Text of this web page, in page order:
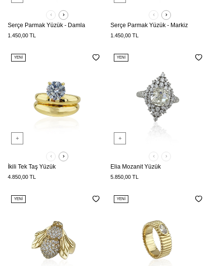
Serçe Parmak Yüzük - Damla
1.450,00 TL
Serçe Parmak Yüzük - Markiz
1.450,00 TL
YENI
İkili Tek Taş Yüzük
4.850,00 TL
YENI
Elia Mozanit Yüzük
5.850,00 TL
YENI YENI